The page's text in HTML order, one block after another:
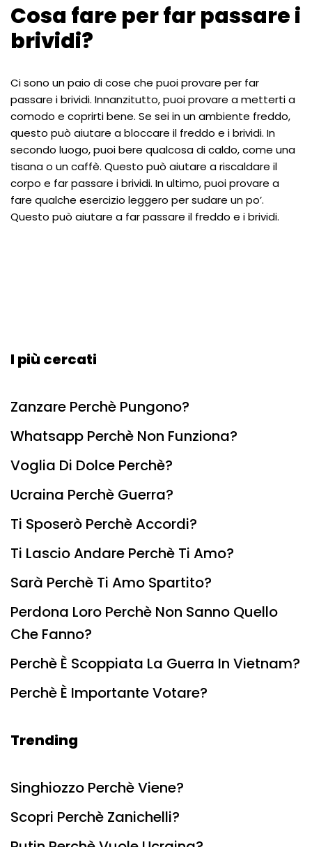
Cosa fare per far passare i
brividi?
Ci sono un paio di cose che puoi provare per far
passare i brividi. Innanzitutto, puoi provare a metterti a
comodo e coprirti bene. Se sei in un ambiente freddo,
questo può aiutare a bloccare il freddo e i brividi. In
secondo luogo, puoi bere qualcosa di caldo, come una
tisana o un caffè. Questo può aiutare a riscaldare il
corpo e far passare i brividi. In ultimo, puoi provare a
fare qualche esercizio leggero per sudare un po’.
Questo può aiutare a far passare il freddo e i brividi.
I più cercati
Zanzare Perchè Pungono?
Whatsapp Perchè Non Funziona?
Voglia Di Dolce Perchè?
Ucraina Perchè Guerra?
Ti Sposerò Perchè Accordi?
Ti Lascio Andare Perchè Ti Amo?
Sarà Perchè Ti Amo Spartito?
Perdona Loro Perchè Non Sanno Quello
Che Fanno?
Perchè È Scoppiata La Guerra In Vietnam?
Perchè È Importante Votare?
Trending
Singhiozzo Perchè Viene?
Scopri Perchè Zanichelli?